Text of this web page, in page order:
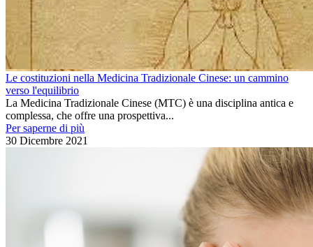
Le costituzioni nella Medicina Tradizionale Cinese: un cammino
verso l'equilibrio
La Medicina Tradizionale Cinese (MTC) è una disciplina antica e
complessa, che offre una prospettiva...
Per saperne di più
30 Dicembre 2021